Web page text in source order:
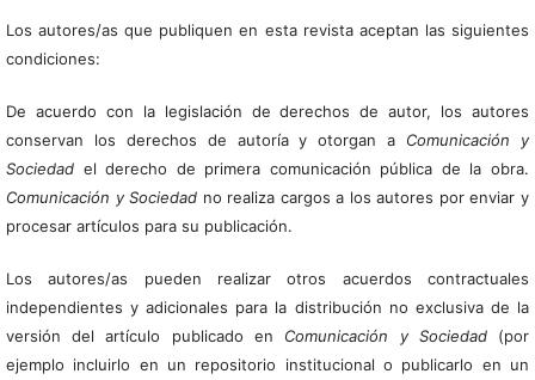
Los autores/as que publiquen en esta revista aceptan las siguientes
condiciones:
De acuerdo con la legislación de derechos de autor, los autores
conservan los derechos de autoría y otorgan a Comunicación y
Sociedadel derecho de primera comunicación pública de la obra.
Comunicación y Sociedad no realiza cargos a los autores por enviar y
procesar artículos para su publicación.
Los autores/as pueden realizar otros acuerdos contractuales
independientes y adicionales para la distribución no exclusiva de la
versión del artículo publicado en Comunicación y Sociedad(por
ejemplo incluirlo en un repositorio institucional o publicarlo en un